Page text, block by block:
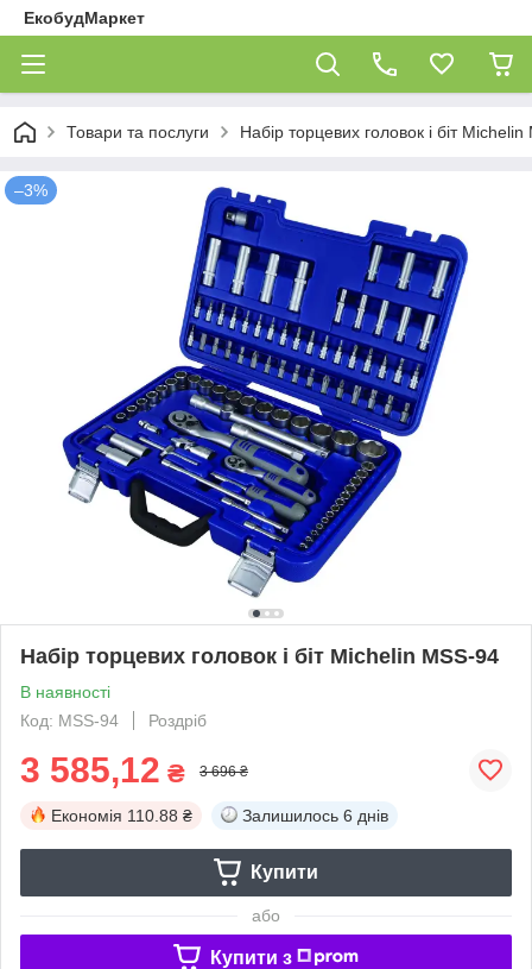
ЕкобудМаркет
Товари та послуги Набір торцевих головок і біт
–3%
Набір торцевих головок і біт Michelin MSS-94
В наявності
Код: MSS-94
Роздріб
3 585,12 ₴ 3 696 ₴
Економія 110.88 ₴ Залишилось 6 днів
Купити
або
Купити з